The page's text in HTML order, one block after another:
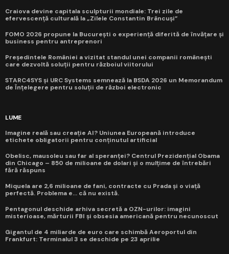
Craiova devine capitala sculpturii mondiale: Trei zile de
efervescență culturală la „Zilele Constantin Brâncuși”
FOMO 2026 propune la București o experiență diferită de învățare și
business pentru antreprenori
Președintele României a vizitat standul unei companii românești
care dezvoltă soluții pentru războiul viitorului
STARC4SYS și URC Systems semnează la BSDA 2026 un Memorandum
de Înțelegere pentru soluții de război electronic
LUME
Imagine reală sau creație AI? Uniunea Europeană introduce
etichete obligatorii pentru conținutul artificial
Obelisc, mausoleu sau far al speranței? Centrul Prezidențial Obama
din Chicago – 850 de milioane de dolari și o mulțime de întrebări
fără răspuns
Miquela are 2,6 milioane de fani, contracte cu Prada și o viață
perfectă. Problema e... că nu există.
Pentagonul deschide arhiva secretă a OZN-urilor: imagini
misterioase, mărturii FBI și obsesia americană pentru necunoscut
Gigantul de 4 miliarde de euro care schimbă Aeroportul din
Frankfurt: Terminalul 3 se deschide pe 23 aprilie